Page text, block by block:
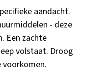
aandacht.
- deze
Een zachte
volstaat. Droog